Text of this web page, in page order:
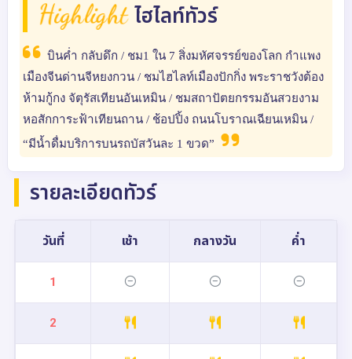
Highlight ไฮไลท์ทัวร์
บินค่ำ กลับดึก / ชม1 ใน 7 สิ่งมหัศจรรย์ของโลก กำแพง
เมืองจีนด่านจีหยงกวน / ชมไฮไลท์เมืองปักกิ่ง พระราชวังต้อง
ห้ามกู้กง จัตุรัสเทียนอันเหมิน / ชมสถาปัตยกรรมอันสวยงาม
หอสักการะฟ้าเทียนถาน / ช้อปปิ้ง ถนนโบราณเฉียนเหมิน /
“มีน้ำดื่มบริการบนรถบัสวันละ 1 ขวด”
รายละเอียดทัวร์
วันที่ เช้า กลางวัน ค่ำ
1
2